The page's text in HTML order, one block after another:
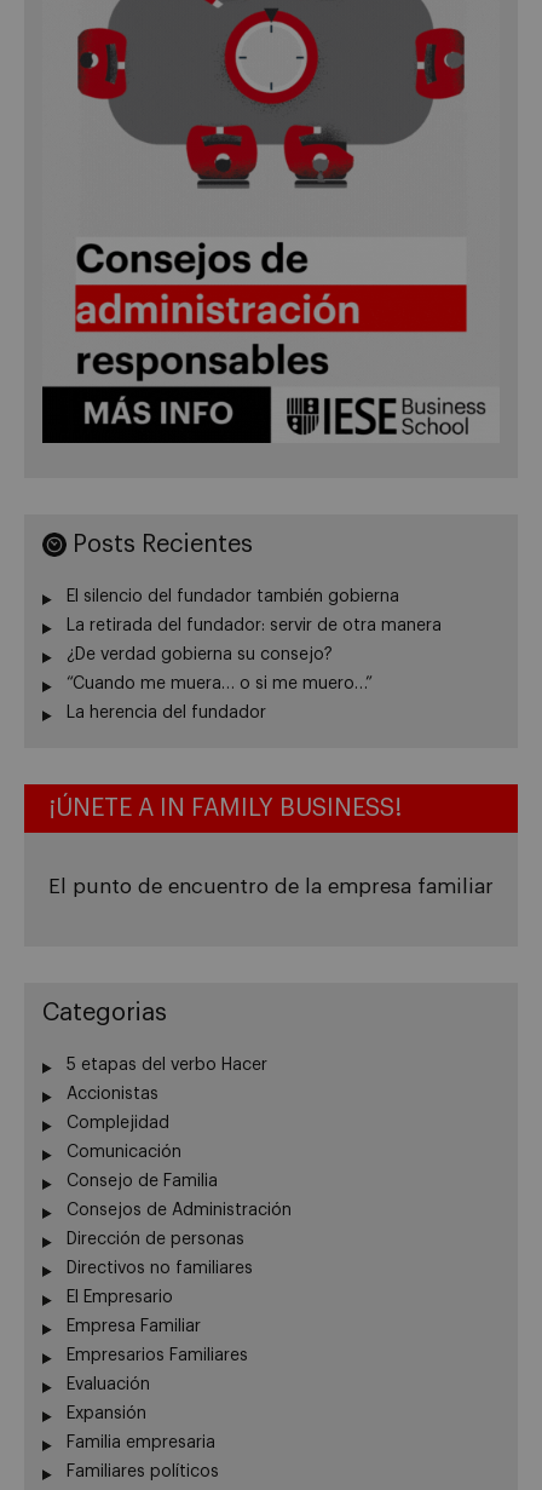
Posts Recientes
El silencio del fundador también gobierna
La retirada del fundador: servir de otra manera
¿De verdad gobierna su consejo?
“Cuando me muera… o si me muero…”
La herencia del fundador
¡ÚNETE A IN FAMILY BUSINESS!
El punto de encuentro de la empresa familiar
Categorias
5 etapas del verbo Hacer
Accionistas
Complejidad
Comunicación
Consejo de Familia
Consejos de Administración
Dirección de personas
Directivos no familiares
El Empresario
Empresa Familiar
Empresarios Familiares
Evaluación
Expansión
Familia empresaria
Familiares políticos